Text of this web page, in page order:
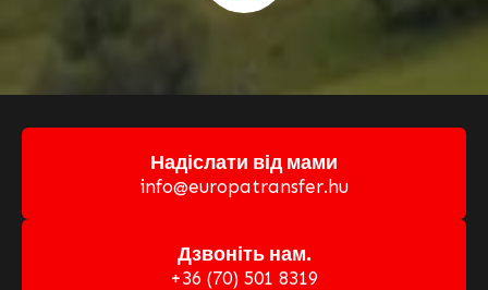
Надіслати від мами
info@europatransfer.hu
Дзвоніть нам.
+36 (70) 501 8319